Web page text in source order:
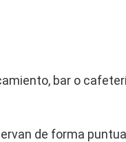
bar o
de forma